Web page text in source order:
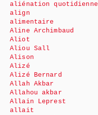
aliénation quotidienne
align
alimentaire
Aline Archimbaud
Aliot
Aliou Sall
Alison
Alizé
Alizé Bernard
Allah Akbar
Allahou akbar
Allain Leprest
allait